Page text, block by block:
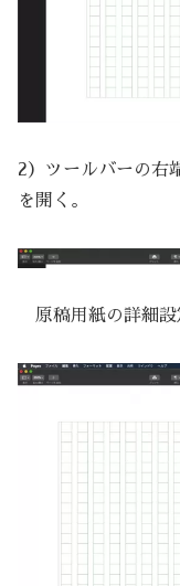
2）ツールバーの右
を開く。
原稿用紙の詳細設